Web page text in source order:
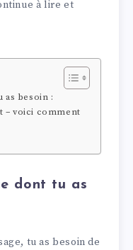
à lire et
as besoin :
– voici comment
dont tu as
tu as besoin de